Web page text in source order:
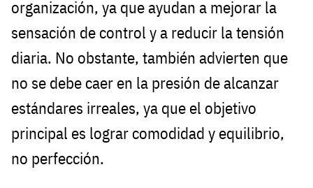
organización, ya que ayudan a mejorar la
sensación de control y a reducir la tensión
diaria. No obstante, también advierten que
no se debe caer en la presión de alcanzar
estándares irreales, ya que el objetivo
principal es lograr comodidad y equilibrio,
no perfección.